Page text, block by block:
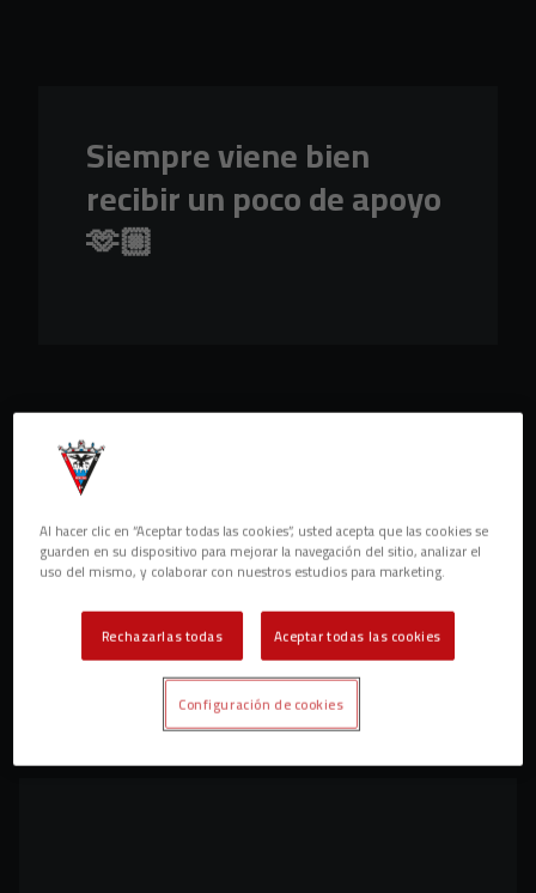
Siempre viene bien
recibir un poco de apoyo
🫶🏼
Al hacer clic en “Aceptar todas las cookies”, usted acepta que las cookies se
guarden en su dispositivo para mejorar la navegación del sitio, analizar el
uso del mismo, y colaborar con nuestros estudios para marketing.
Rechazarlas todas Aceptar todas las cookies
Configuración de cookies